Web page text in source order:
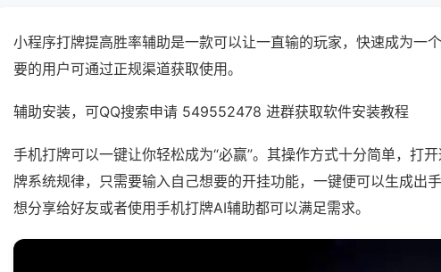
小程序打牌提高胜率辅助是一款可以让一直输的玩家，快速成为一
要的用户可通过正规渠道获取使用。
辅助安装，可QQ搜索申请 549552478 进群获取软件安装教程
手机打牌可以一键让你轻松成为“必赢”。其操作方式十分简单，打
牌系统规律，只需要输入自己想要的开挂功能，一键便可以生成出
想分享给好友或者使用手机打牌AI辅助都可以满足需求。